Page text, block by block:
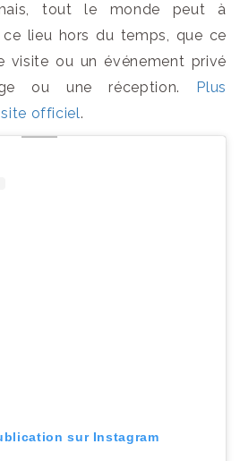
tout le monde peut à
lieu hors du temps, que ce
visite ou un événement privé
ou une réception.
Plus
site officiel.
sur Instagram